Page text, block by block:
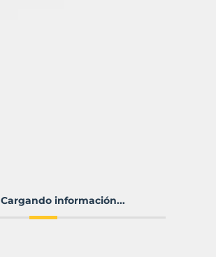
Cargando información...